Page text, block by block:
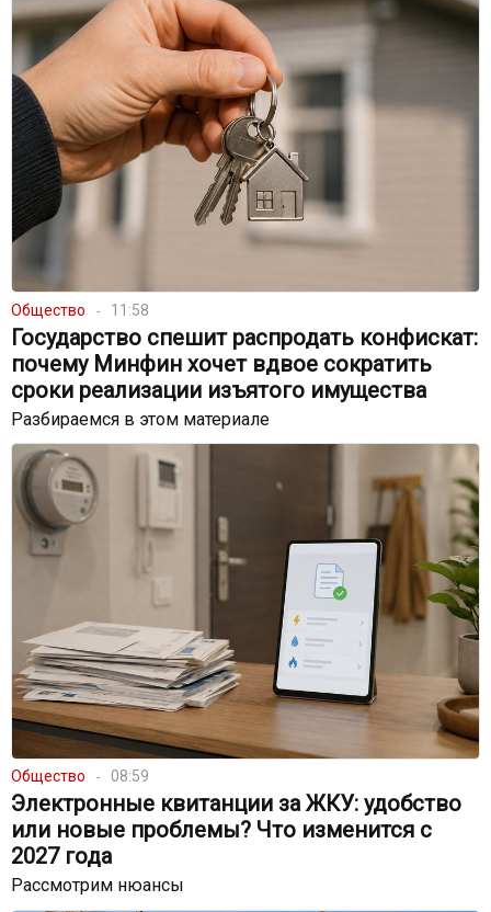
Общество 11:58
Государство спешит распродать конфискат:
почему Минфин хочет вдвое сократить
сроки реализации изъятого имущества
Разбираемся в этом материале
Общество 08:59
Электронные квитанции за ЖКУ: удобство
или новые проблемы? Что изменится с
2027 года
Рассмотрим нюансы